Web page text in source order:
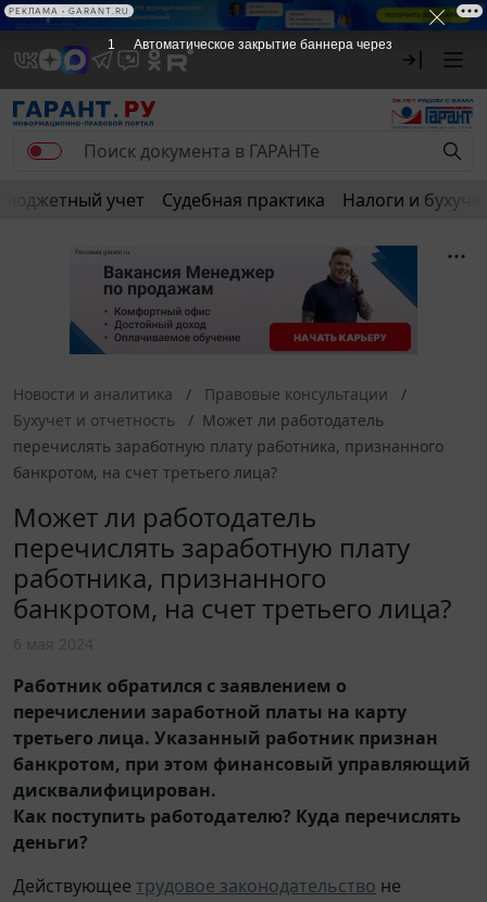
РЕКЛАМА
Бюджетный учет Судебная практика Налоги и
Новости и аналитика
Правовые консультации
Бухучет и отчетность
Может ли работодатель
перечислять заработную плату работника, признанного
банкротом, на счет третьего лица?
Может ли работодатель
перечислять заработную плату
работника, признанного
банкротом, на счет третьего лица?
Работник обратился с заявлением о
перечислении заработной платы на карту
третьего лица. Указанный работник признан
банкротом, при этом финансовый управляющий
дисквалифицирован.
Как поступить работодателю? Куда перечислять
деньги?
Действующее трудовое законодательство не